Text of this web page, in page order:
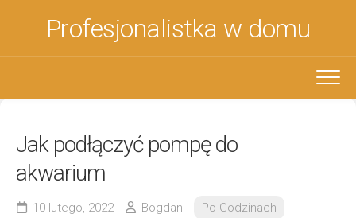
Profesjonalistka w domu
Jak podłączyć pompę do
akwarium
10 lutego, 2022 Bogdan Po Godzinach